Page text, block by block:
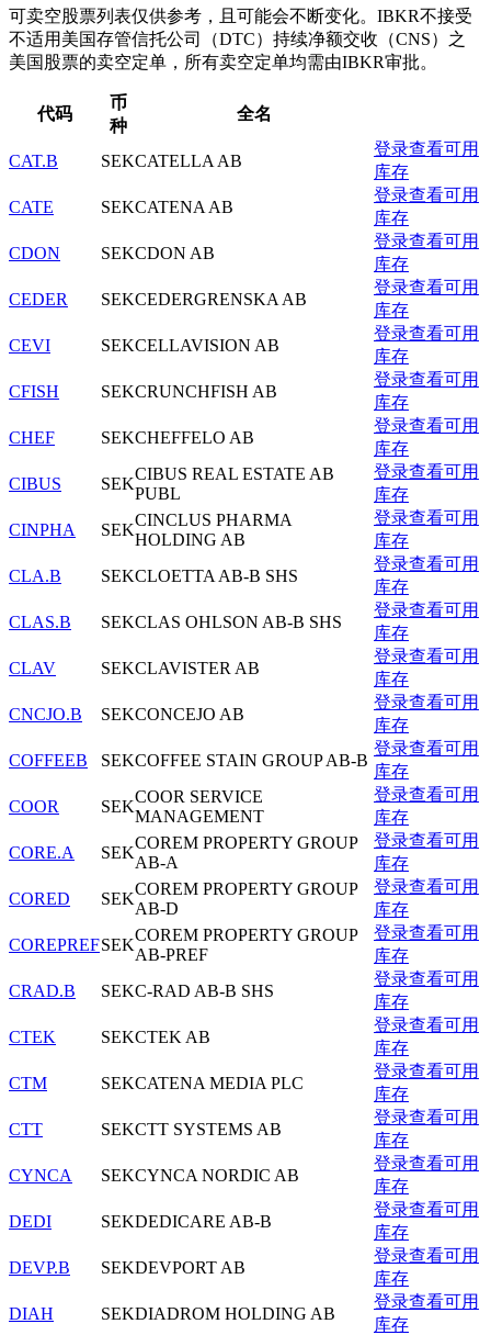
可卖空股票列表仅供参考，且可能会不断变化。IBKR不接受
不适用美国存管信托公司（DTC）持续净额交收（CNS）之
美国股票的卖空定单，所有卖空定单均需由IBKR审批。
代码
币
种
全名
CAT.B SEKCATELLA AB
登录查看可用
库存
CATE
SEKCATENA AB
登录查看可用
库存
CDON
SEKCDON AB
登录查看可用
库存
CEDER
SEKCEDERGRENSKA AB
登录查看可用
库存
CEVI
SEKCELLAVISION AB
登录查看可用
库存
CFISH
SEKCRUNCHFISH AB
登录查看可用
库存
CHEF
SEKCHEFFELO AB
登录查看可用
库存
CIBUS
SEK
CIBUS REAL ESTATE AB
PUBL
登录查看可用
库存
CINPHA
SEK
CINCLUS PHARMA
HOLDING AB
登录查看可用
库存
CLA.B
SEKCLOETTA AB-B SHS
登录查看可用
库存
CLAS.B
SEKCLAS OHLSON AB-B SHS
登录查看可用
库存
CLAV
SEKCLAVISTER AB
登录查看可用
库存
CNCJO.B
SEKCONCEJO AB
登录查看可用
库存
COFFEEB
SEKCOFFEE STAIN GROUP AB-B
登录查看可用
库存
COOR
SEK
COOR SERVICE
MANAGEMENT
登录查看可用
库存
CORE.A
SEK
COREM PROPERTY GROUP
AB-A
登录查看可用
库存
CORED
SEK
COREM PROPERTY GROUP
AB-D
登录查看可用
库存
COREPREFSEK
COREM PROPERTY GROUP
AB-PREF
登录查看可用
库存
CRAD.B
SEKC-RAD AB-B SHS
登录查看可用
库存
CTEK
SEKCTEK AB
登录查看可用
库存
CTM
SEKCATENA MEDIA PLC
登录查看可用
库存
CTT
SEKCTT SYSTEMS AB
登录查看可用
库存
CYNCA
SEKCYNCA NORDIC AB
登录查看可用
库存
DEDI
SEKDEDICARE AB-B
登录查看可用
库存
DEVP.B
SEKDEVPORT AB
登录查看可用
库存
DIAH
SEKDIADROM HOLDING AB
登录查看可用
库存